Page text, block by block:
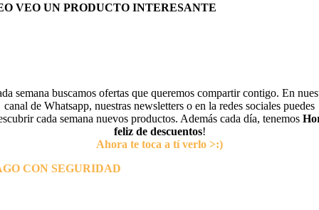
VEO UN PRODUCTO INTERESANTE
semana buscamos ofertas que queremos compartir contigo. En
canal de Whatsapp, nuestras newsletters o en la redes sociales puedes
cada semana nuevos productos. Además cada día, tenemos
feliz de descuentos!
Ahora te toca a tí verlo >:)
CON SEGURIDAD